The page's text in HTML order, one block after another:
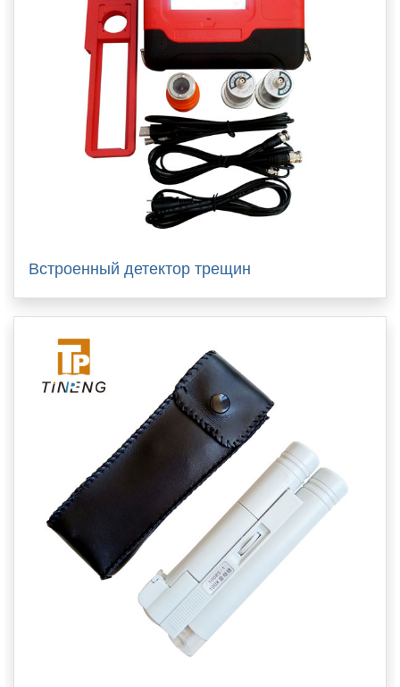
Встроенный детектор трещин